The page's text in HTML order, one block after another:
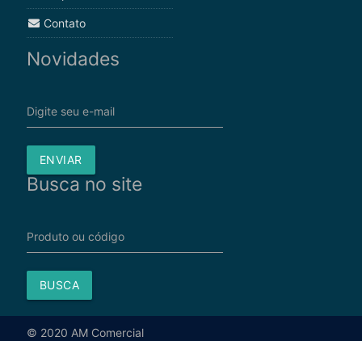
Contato
Novidades
Digite seu e-mail
ENVIAR
Busca no site
Produto ou código
BUSCA
© 2020 AM Comercial